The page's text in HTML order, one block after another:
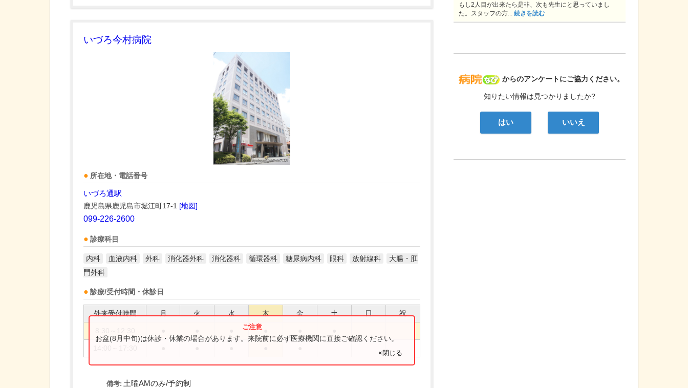
いづろ今村病院
所在地・電話番号
いづろ通駅
鹿児島県鹿児島市堀江町17-1 [地図]
099-226-2600
診療科目
内科 血液内科 外科 消化器外科 消化器科 循環器科 糖尿病内科 眼科 放射線科
大腸・肛
門外科
診療/受付時間・休診日
外来受付時間 月 火 水 木 金 土 日 祝
お盆(8月中旬)は休診・休業の場合があります。来院前に必ず医療機関に直接ご確認ください。
×閉じる
備考: 土曜AMのみ/予約制
病院なび
からのアンケートにご協力ください。
知りたい情報は見つかりましたか?
はい いいえ
もし2人目が出来たら是非、次も先生にと思っていまし
た。スタッフの方... 続きを読む